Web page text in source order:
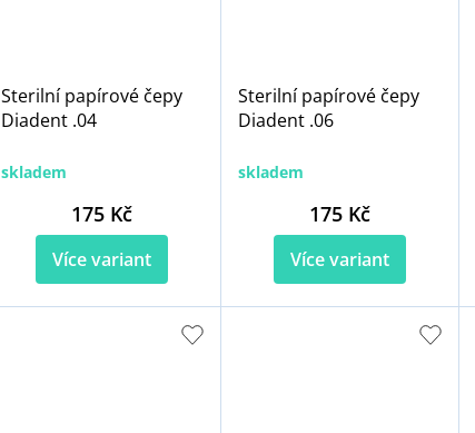
Sterilní papírové čepy
Diadent .04
skladem
175 Kč
Více variant
Sterilní papírové čepy
Diadent .06
skladem
175 Kč
Více variant